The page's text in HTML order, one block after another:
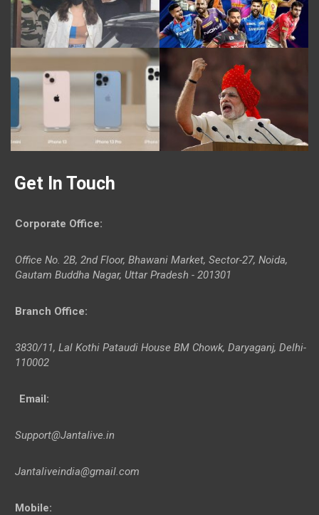
Get In Touch
Corporate Office:
Office No. 2B, 2nd Floor, Bhawani Market, Sector-27, Noida,
Gautam Buddha Nagar, Uttar Pradesh - 201301
Branch Office:
3830/11, Lal Kothi Pataudi House BM Chowk, Daryaganj, Delhi-
110002
Email:
Support@Jantalive.in
Jantaliveindia@gmail.com
Mobile: